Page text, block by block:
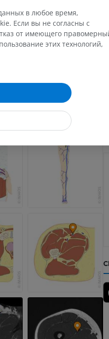
МРТ нижней конечности
MPT
ПРЕМИУМ
ПРЕМИУМ
ПРЕМИУМ
КТ-артрография
коленного сустава
КТ артрограмма
MPT
ПРЕМИУМ
МРТ переднего отдела
стопы
MPT
ПРЕМИУМ
Lower limb CTA
KT
в любое время,
Если вы не согласны с
от имеющего
этих технологий,